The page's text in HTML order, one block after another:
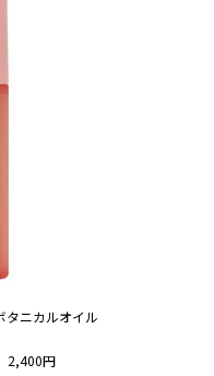
タニカルオイル
2,400円